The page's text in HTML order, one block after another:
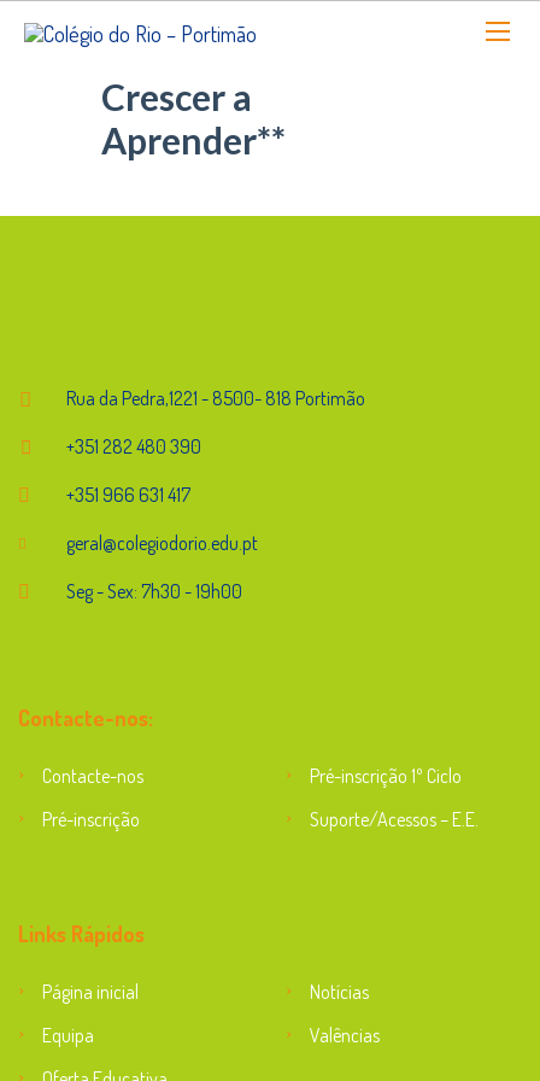
Crescer a
Aprender**
Rua da Pedra,1221 - 8500- 818 Portimão
+351 282 480 390
+351 966 631 417
geral@colegiodorio.edu.pt
Seg - Sex: 7h30 - 19h00
Contacte-nos:
Contacte-nos
Pré-inscrição 1º Ciclo
Pré-inscrição
Suporte/Acessos – E.E.
Links Rápidos
Página inicial
Notícias
Equipa
Valências